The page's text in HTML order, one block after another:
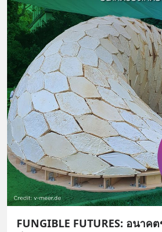
FUNGIBLE FUTURES​: อนาค